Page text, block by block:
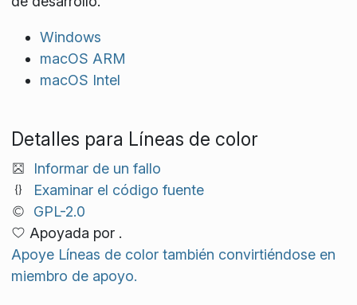
Windows
macOS ARM
macOS Intel
Detalles para Líneas de color
Informar de un fallo
Examinar el código fuente
GPL-2.0
Apoyada por .
Apoye Líneas de color también convirtiéndose en
miembro de apoyo.